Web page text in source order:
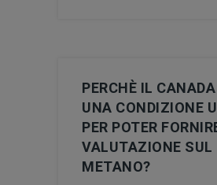
PERCHÈ IL
UNA CONDIZIONE
PER POTER
VALUTAZIONE SUL
METANO?